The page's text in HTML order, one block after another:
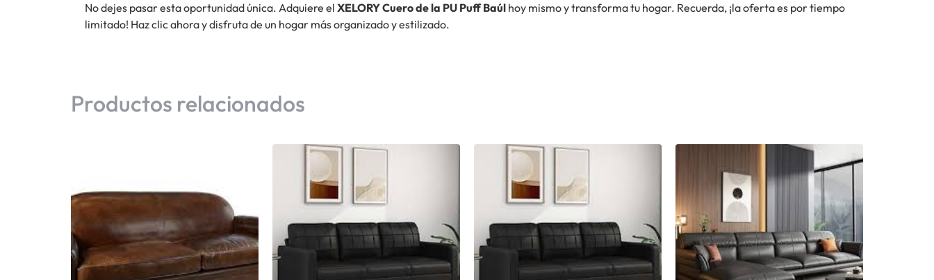
No dejes pasar esta oportunidad única. Adquiere el XELORY Cuero de la PU Puff Baúl hoy mismo y transforma tu hogar. Recuerda, ¡la oferta es por tiempo
limitado! Haz clic ahora y disfruta de un hogar más organizado y estilizado.
Productos relacionados